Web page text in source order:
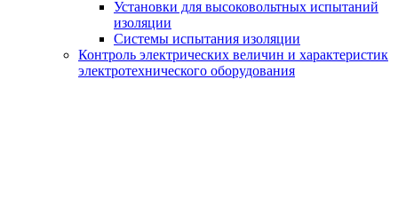
Установки для высоковольтных испытаний
изоляции
Системы испытания изоляции
Контроль электрических величин и характеристик
электротехнического оборудования